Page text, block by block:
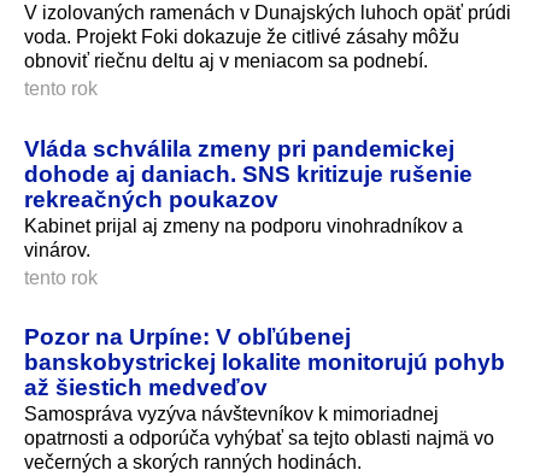
V izolovaných ramenách v Dunajských luhoch opäť prúdi
voda. Projekt Foki dokazuje že citlivé zásahy môžu
obnoviť riečnu deltu aj v meniacom sa podnebí.
tento rok
Vláda schválila zmeny pri pandemickej
dohode aj daniach. SNS kritizuje rušenie
rekreačných poukazov
Kabinet prijal aj zmeny na podporu vinohradníkov a
vinárov.
tento rok
Pozor na Urpíne: V obľúbenej
banskobystrickej lokalite monitorujú pohyb
až šiestich medveďov
Samospráva vyzýva návštevníkov k mimoriadnej
opatrnosti a odporúča vyhýbať sa tejto oblasti najmä vo
večerných a skorých ranných hodinách.